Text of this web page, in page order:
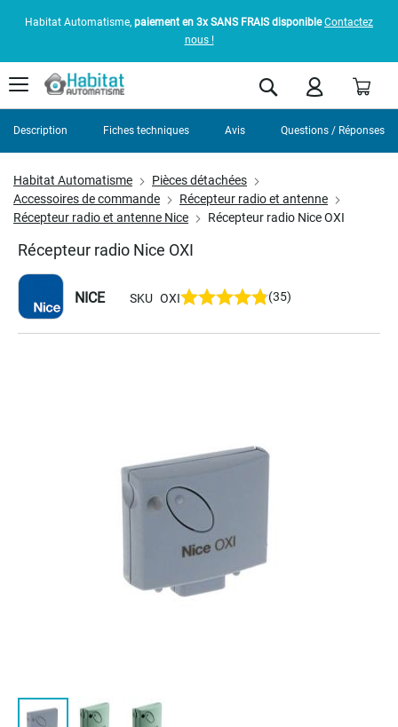
Habitat Automatisme, paiement en 3x SANS FRAIS disponible Contactez
nous !
Rechercher
Habitat Automatisme
Pièces détachées
Accessoires de commande
Récepteur radio et antenne
Récepteur radio et antenne Nice
Récepteur radio Nice OXI
Récepteur radio Nice OXI
NICE SKU OXI (35)
Description Fiches techniques Avis Questions / Réponses